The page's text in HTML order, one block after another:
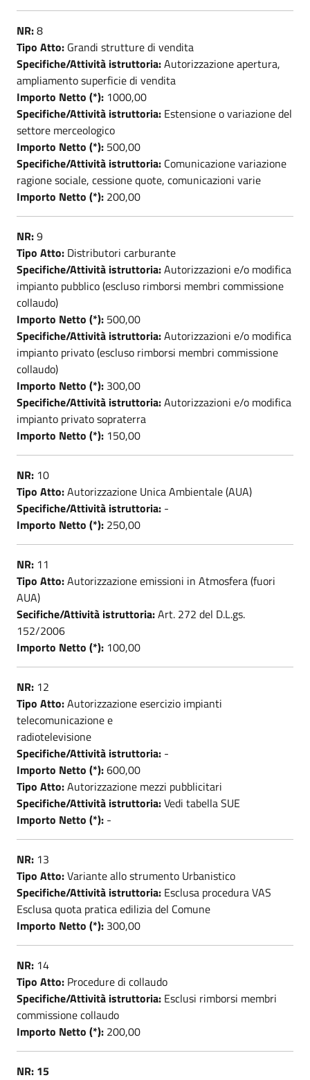
NR:8
Tipo Atto: Grandi strutture di vendita
Specifiche/Attività istruttoria:Autorizzazione apertura,
ampliamento superficie di vendita
Importo Netto (*): 1000,00
Specifiche/Attività istruttoria: Estensione o variazione del
settore merceologico
Importo Netto (*): 500,00
Specifiche/Attività istruttoria: Comunicazione variazione
ragione sociale, cessione quote, comunicazioni varie
Importo Netto (*): 200,00
NR:9
Tipo Atto: Distributori carburante
Specifiche/Attività istruttoria:Autorizzazioni e/o modifica
impianto pubblico (escluso rimborsi membri commissione
collaudo)
Importo Netto (*): 500,00
Specifiche/Attività istruttoria:Autorizzazioni e/o modifica
impianto privato (escluso rimborsi membri commissione
collaudo)
Importo Netto (*): 300,00
Specifiche/Attività istruttoria:Autorizzazioni e/o modifica
impianto privato sopraterra
Importo Netto (*): 150,00
NR: 10
Tipo Atto:Autorizzazione Unica Ambientale (AUA)
Specifiche/Attività istruttoria: -
Importo Netto (*): 250,00
NR: 11
Tipo Atto:Autorizzazione emissioni in Atmosfera (fuori
AUA)
Secifiche/Attività istruttoria:Art. 272 del D.L.gs.
152/2006
Importo Netto (*): 100,00
NR: 12
Tipo Atto:Autorizzazione esercizio impianti
telecomunicazione e
radiotelevisione
Specifiche/Attività istruttoria: -
Importo Netto (*):600,00
Tipo Atto:Autorizzazione mezzi pubblicitari
Specifiche/Attività istruttoria:Vedi tabella SUE
Importo Netto (*): -
NR: 13
Tipo Atto:Variante allo strumento Urbanistico
Specifiche/Attività istruttoria: Esclusa procedura VAS
Esclusa quota pratica edilizia del Comune
Importo Netto (*): 300,00
NR: 14
Tipo Atto: Procedure di collaudo
Specifiche/Attività istruttoria: Esclusi rimborsi membri
commissione collaudo
Importo Netto (*): 200,00
NR: 15